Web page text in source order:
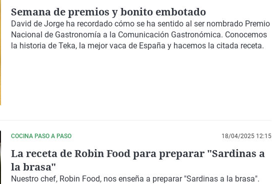
Semana de premios y bonito embotado
David de Jorge ha recordado cómo se ha sentido al ser nombrado Premio
Nacional de Gastronomía a la Comunicación Gastronómica. Conocemos
la historia de Teka, la mejor vaca de España y hacemos la citada receta.
COCINA PASO A PASO 18/04/2025 12:15
La receta de Robin Food para preparar "Sardinas a
la brasa"
Nuestro chef, Robin Food, nos enseña a preparar "Sardinas a la brasa".